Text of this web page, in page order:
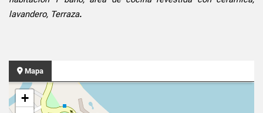
lavandero, Terraza.
Mapa
+